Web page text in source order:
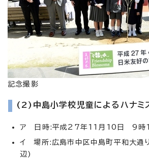
記念撮影
(2)中島小学校児童によるハナミ
ア 日時:平成27年11月10日 9時
イ 場所:広島市中区中島町平和大通
辺)